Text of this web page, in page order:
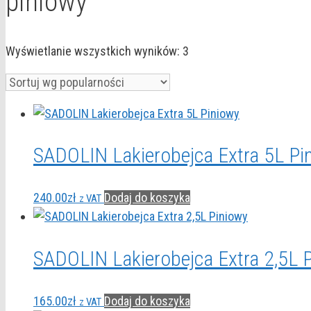
Wyświetlanie wszystkich wyników: 3
SADOLIN Lakierobejca Extra 5L
240.00zł z VAT Dodaj do koszyka
SADOLIN Lakierobejca Extra 2,5L
165.00zł z VAT Dodaj do koszyka